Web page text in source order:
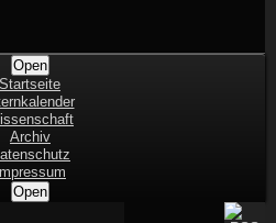
Shrunk
Expand
Open
Startseite
Archiv
Impressum
Open